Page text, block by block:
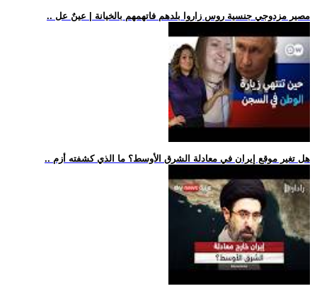
.. مصير مزدوجي جنسية روس زاروا بلدهم فاتهمهم بالخيانة | عينٌ عل
.. هل تغير موقع إيران في معادلة الشرق الأوسط؟ ما الذي كشفته أزم